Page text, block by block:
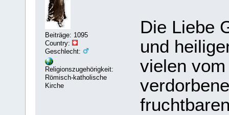
Beiträge: 1095
Country:
Geschlecht:
Religionszugehörigkeit:
Römisch-katholische
Kirche
Die Liebe
und
vielen